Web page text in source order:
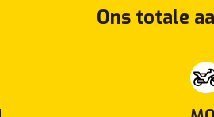
Ons totale